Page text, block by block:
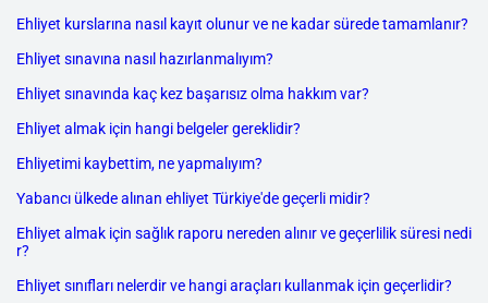
Ehliyet kurslarına nasıl kayıt olunur ve ne kadar sürede tamamlanır?
Ehliyet sınavına nasıl hazırlanmalıyım?
Ehliyet sınavında kaç kez başarısız olma hakkım var?
Ehliyet almak için hangi belgeler gereklidir?
Ehliyetimi kaybettim, ne yapmalıyım?
Yabancı ülkede alınan ehliyet Türkiye'de geçerli midir?
Ehliyet almak için sağlık raporu nereden alınır ve geçerlilik süresi nedi
r?
Ehliyet sınıfları nelerdir ve hangi araçları kullanmak için geçerlidir?